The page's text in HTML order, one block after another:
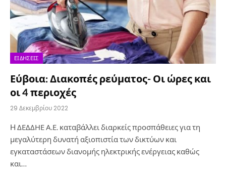
ΕΙΔΉΣΕΙΣ
Εύβοια: Διακοπές ρεύματος- Οι ώρες και
οι 4 περιοχές
29 Δεκεμβρίου 2022
H ΔΕΔΔΗΕ Α.Ε. καταβάλλει διαρκείς προσπάθειες για τη
μεγαλύτερη δυνατή αξιοπιστία των δικτύων και
εγκαταστάσεων διανομής ηλεκτρικής ενέργειας καθώς
και…